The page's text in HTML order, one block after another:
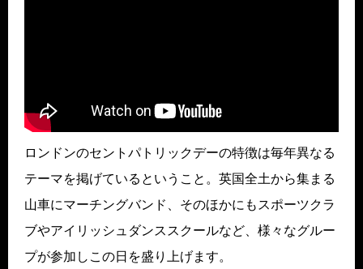
ロンドンのセントパトリックデーの特徴は毎年異なる
テーマを掲げているということ。英国全土から集まる
山車にマーチングバンド、そのほかにもスポーツクラ
ブやアイリッシュダンススクールなど、様々なグルー
プが参加しこの日を盛り上げます。